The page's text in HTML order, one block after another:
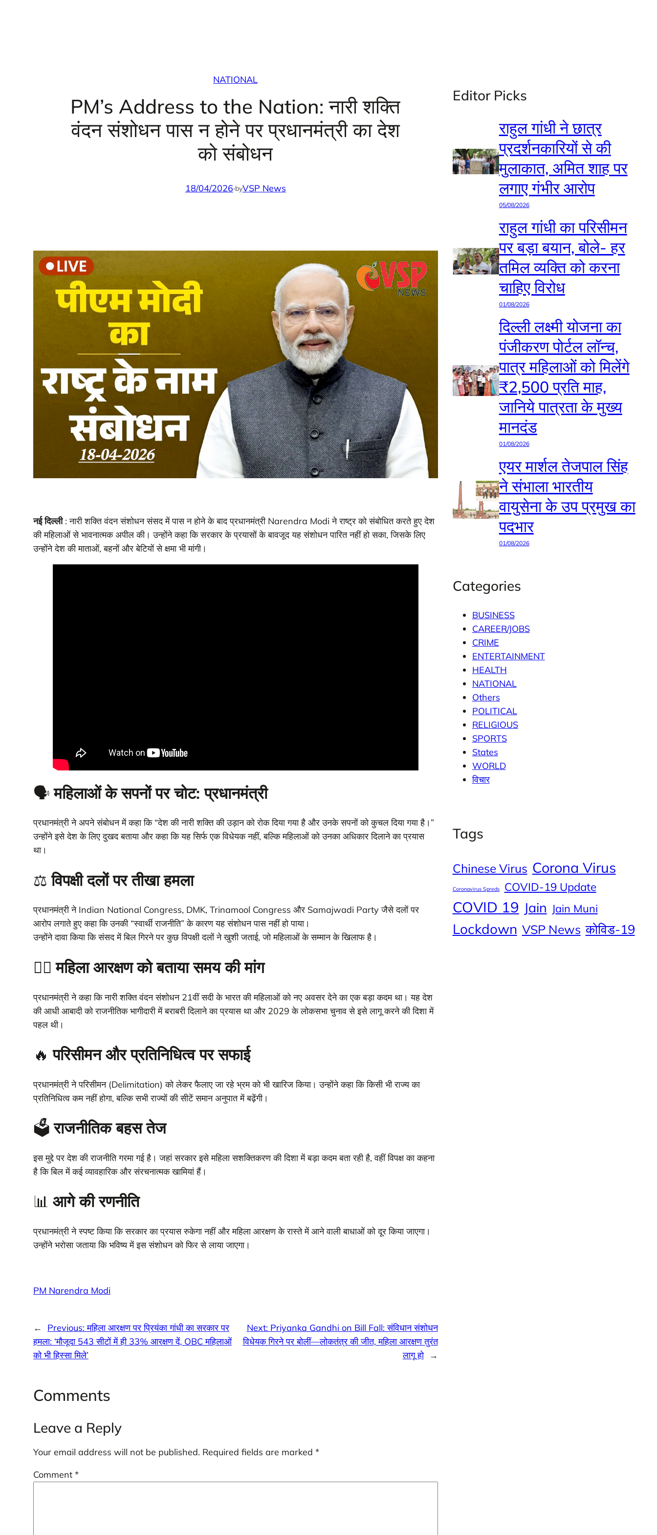
NATIONAL
PM’s Address to the Nation: नारी शक्ति
वंदन संशोधन पास न होने पर प्रधानमंत्री का देश
को संबोधन
18/04/2026·byVSP News
नई दिल्ली: नारी शक्ति वंदन संशोधन संसद में पास न होने के बाद प्रधानमंत्री Narendra Modi ने राष्ट्र को संबोधित करते हुए देश
की महिलाओं से भावनात्मक अपील की। उन्होंने कहा कि सरकार के प्रयासों के बावजूद यह संशोधन पारित नहीं हो सका, जिसके लिए
उन्होंने देश की माताओं, बहनों और बेटियों से क्षमा भी मांगी।
🗣️महिलाओं के सपनों पर चोट: प्रधानमंत्री
प्रधानमंत्री ने अपने संबोधन में कहा कि “देश की नारी शक्ति की उड़ान को रोक दिया गया है और उनके सपनों को कुचल दिया गया है।”
उन्होंने इसे देश के लिए दुखद बताया और कहा कि यह सिर्फ एक विधेयक नहीं, बल्कि महिलाओं को उनका अधिकार दिलाने का प्रयास
था।
⚖️विपक्षी दलों पर तीखा हमला
प्रधानमंत्री ने Indian National Congress, DMK, Trinamool Congress और Samajwadi Party जैसे दलों पर
आरोप लगाते हुए कहा कि उनकी “स्वार्थी राजनीति” के कारण यह संशोधन पास नहीं हो पाया।
उन्होंने दावा किया कि संसद में बिल गिरने पर कुछ विपक्षी दलों ने खुशी जताई, जो महिलाओं के सम्मान के खिलाफ है।
👩‍⚖️महिला आरक्षण को बताया समय की मांग
प्रधानमंत्री ने कहा कि नारी शक्ति वंदन संशोधन 21वीं सदी के भारत की महिलाओं को नए अवसर देने का एक बड़ा कदम था। यह देश
की आधी आबादी को राजनीतिक भागीदारी में बराबरी दिलाने का प्रयास था और 2029 के लोकसभा चुनाव से इसे लागू करने की दिशा में
पहल थी।
🔥परिसीमन और प्रतिनिधित्व पर सफाई
प्रधानमंत्री ने परिसीमन (Delimitation) को लेकर फैलाए जा रहे भ्रम को भी खारिज किया। उन्होंने कहा कि किसी भी राज्य का
प्रतिनिधित्व कम नहीं होगा, बल्कि सभी राज्यों की सीटें समान अनुपात में बढ़ेंगी।
🗳️राजनीतिक बहस तेज
इस मुद्दे पर देश की राजनीति गरमा गई है। जहां सरकार इसे महिला सशक्तिकरण की दिशा में बड़ा कदम बता रही है, वहीं विपक्ष का कहना
है कि बिल में कई व्यावहारिक और संरचनात्मक खामियां हैं।
📊 आगे की रणनीति
प्रधानमंत्री ने स्पष्ट किया कि सरकार का प्रयास रुकेगा नहीं और महिला आरक्षण के रास्ते में आने वाली बाधाओं को दूर किया जाएगा।
उन्होंने भरोसा जताया कि भविष्य में इस संशोधन को फिर से लाया जाएगा।
PM Narendra Modi
← Previous:महिला आरक्षण पर प्रियंका गांधी का सरकार पर
हमला: ‘मौजूदा 543 सीटों में ही 33% आरक्षण दें, OBC महिलाओं
को भी हिस्सा मिले’
Next: Priyanka Gandhi on Bill Fall: संविधान संशोधन
विधेयक गिरने पर बोलीं—लोकतंत्र की जीत, महिला आरक्षण तुरंत
लागू हो
→
Comments
Leave a Reply
Your email address will not be published. Required fields are marked *
Comment *
Editor Picks
राहुल गांधी ने छात्र
प्रदर्शनकारियों से की
मुलाकात, अमित शाह पर
लगाए गंभीर आरोप
05/08/2026
राहुल गांधी का परिसीमन
पर बड़ा बयान, बोले- हर
तमिल व्यक्ति को करना
चाहिए विरोध
01/08/2026
दिल्ली लक्ष्मी योजना का
पंजीकरण पोर्टल लॉन्च,
पात्र महिलाओं को मिलेंगे
₹2,500 प्रति माह,
जानिये पात्रता के मुख्य
मानदंड
01/08/2026
एयर मार्शल तेजपाल सिंह
ने संभाला भारतीय
वायुसेना के उप प्रमुख का
पदभार
01/08/2026
Categories
BUSINESS
CAREER/JOBS
CRIME
ENTERTAINMENT
HEALTH
NATIONAL
Others
POLITICAL
RELIGIOUS
SPORTS
States
WORLD
विचार
Tags
Chinese Virus Corona Virus
Coronavirus Spreds COVID-19 Update
COVID 19 Jain Jain Muni
Lockdown VSP News कोविड-19